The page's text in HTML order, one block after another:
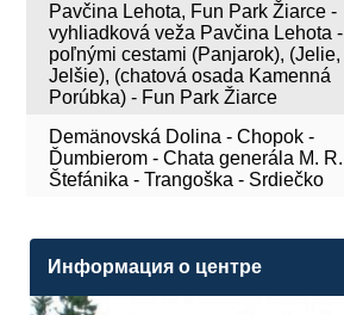
Pavčina Lehota, Fun Park Žiarce -
vyhliadková veža Pavčina Lehota -
poľnými cestami (Panjarok), (Jelie,
Jelšie), (chatová osada Kamenná
Porúbka) - Fun Park Žiarce
Demänovská Dolina - Chopok -
Ďumbierom - Chata generála M. R.
Štefánika - Trangoška - Srdiečko
Информация о центре